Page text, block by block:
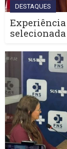
DESTAQUES
selecionada